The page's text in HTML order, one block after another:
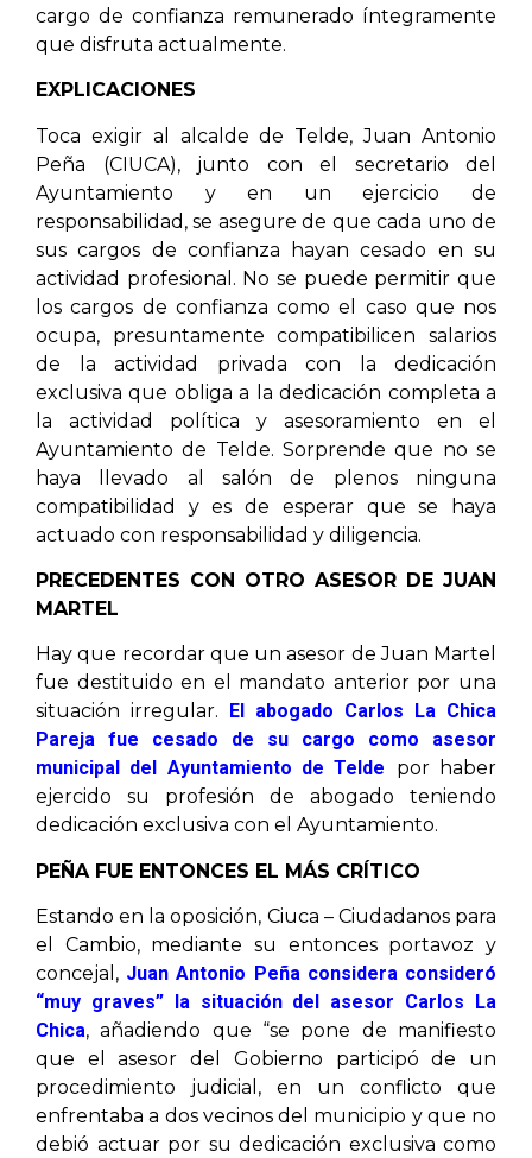
cargo de confianza remunerado íntegramente
que disfruta actualmente.
EXPLICACIONES
Toca exigir al alcalde de Telde, Juan Antonio
Peña (CIUCA), junto con el secretario del
Ayuntamiento y en un ejercicio de
responsabilidad, se asegure de que cada uno de
sus cargos de confianza hayan cesado en su
actividad profesional. No se puede permitir que
los cargos de confianza como el caso que nos
ocupa, presuntamente compatibilicen salarios
de la actividad privada con la dedicación
exclusiva que obliga a la dedicación completa a
la actividad política y asesoramiento en el
Ayuntamiento de Telde. Sorprende que no se
haya llevado al salón de plenos ninguna
compatibilidad y es de esperar que se haya
actuado con responsabilidad y diligencia.
PRECEDENTES CON OTRO ASESOR DE JUAN
MARTEL
Hay que recordar que un asesor de Juan Martel
fue destituido en el mandato anterior por una
situación irregular.
El abogado Carlos La Chica
Pareja fue cesado de su cargo como asesor
municipal del Ayuntamiento de Telde
por haber
ejercido su profesión de abogado teniendo
dedicación exclusiva con el Ayuntamiento.
PEÑA FUE ENTONCES EL MÁS CRÍTICO
Estando en la oposición, Ciuca – Ciudadanos para
el Cambio, mediante su entonces portavoz y
concejal, Juan Antonio Peña considera consideró
“muy graves” la situación del asesor Carlos La
Chica, añadiendo que “se pone de manifiesto
que el asesor del Gobierno participó de un
procedimiento judicial, en un conflicto que
enfrentaba a dos vecinos del municipio y que no
debió actuar por su dedicación exclusiva como